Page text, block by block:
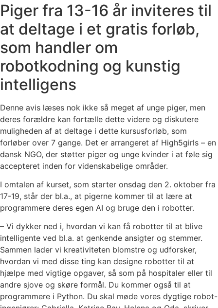
Piger fra 13-16 år inviteres til
at deltage i et gratis forløb,
som handler om
robotkodning og kunstig
intelligens
Denne avis læses nok ikke så meget af unge piger, men
deres forældre kan fortælle dette videre og diskutere
muligheden af at deltage i dette kursusforløb, som
forløber over 7 gange. Det er arrangeret af High5girls – en
dansk NGO, der støtter piger og unge kvinder i at føle sig
accepteret inden for videnskabelige områder.
I omtalen af kurset, som starter onsdag den 2. oktober fra
17-19, står der bl.a., at pigerne kommer til at lære at
programmere deres egen AI og bruge den i robotter.
– Vi dykker ned i, hvordan vi kan få robotter til at blive
intelligente ved bl.a. at genkende ansigter og stemmer.
Sammen lader vi kreativiteten blomstre og udforsker,
hvordan vi med disse ting kan designe robotter til at
hjælpe med vigtige opgaver, så som på hospitaler eller til
andre sjove og skøre formål. Du kommer også til at
programmere i Python. Du skal møde vores dygtige robot-